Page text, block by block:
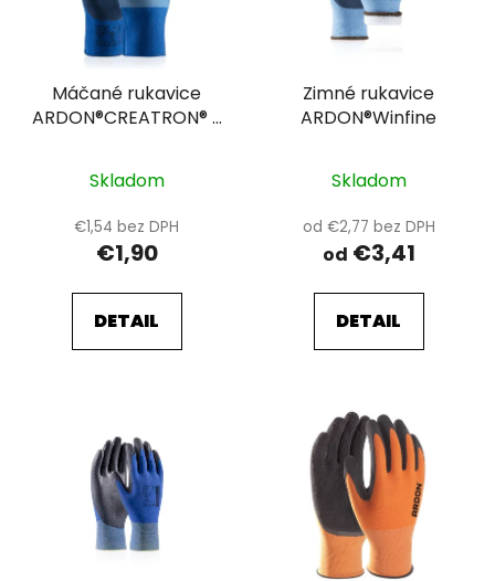
Máčané rukavice
ARDON®CREATRON® -
Skladom
€1,54 bez DPH
€1,90
DETAIL
Zimné rukavice
ARDON®Winfine
Skladom
od €2,77 bez DPH
od €3,41
DETAIL